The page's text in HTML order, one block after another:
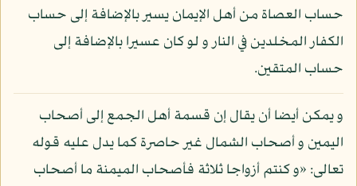
حساب العصاة من أهل الإيمان يسير بالإضافة إلى حساب
الكفار المخلدين في النار و لو كان عسيرا بالإضافة إلى
حساب المتقين.
و يمكن أيضا أن يقال إن قسمة أهل الجمع إلى أصحاب
اليمين و أصحاب الشمال غير حاصرة كما يدل عليه قوله
تعالى: «و كنتم أزواجا ثلاثة فأصحاب الميمنة ما أصحاب